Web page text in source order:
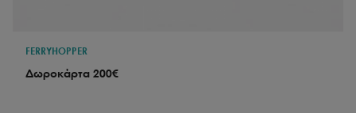
FERRYHOPPER
Δωροκάρτα 200€